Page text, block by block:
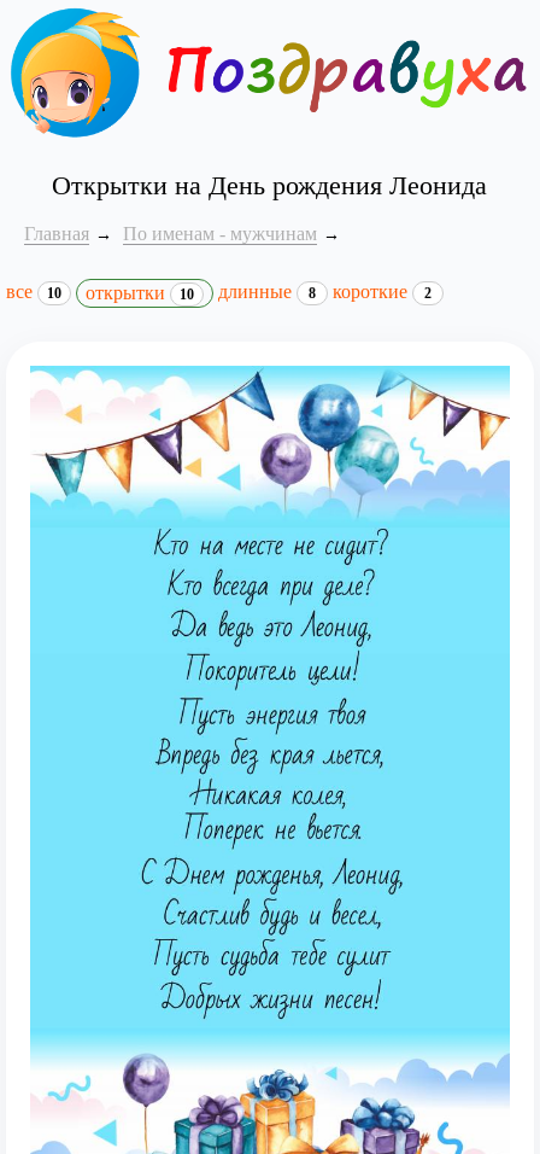
Открытки на День рождения Леонида
Главная По именам - мужчинам
все 10 открытки 10 длинные 8 короткие 2